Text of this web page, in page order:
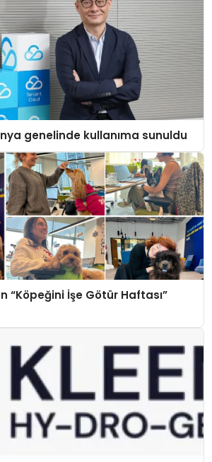
genelinde kullanıma sunuldu
“Köpeğini İşe Götür Haftası”